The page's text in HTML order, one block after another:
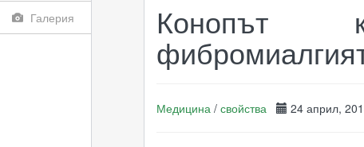
Галерия Конопът
Медицина/ свойства 24 април,